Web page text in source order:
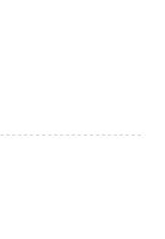
routes is te
zien-en-
beleef-
in een
Bar. Laat je
bestaan uit